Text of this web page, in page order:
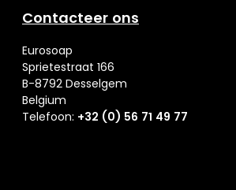
Contacteer ons
Eurosoap
Sprietestraat 166
B-8792 Desselgem
Belgium
Telefoon: +32 (0) 56 71 49 77